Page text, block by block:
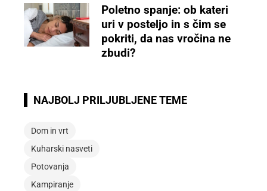
Poletno spanje: ob kateri
uri v posteljo in s čim se
pokriti, da nas vročina ne
zbudi?
NAJBOLJ PRILJUBLJENE TEME
Dom in vrt
Kuharski nasveti
Potovanja
Kampiranje